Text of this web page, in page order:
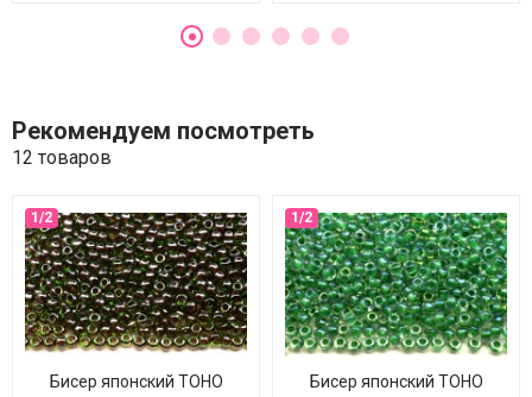
Рекомендуем посмотреть
12 товаров
Бисер японский TOHO
Бисер японский TOHO